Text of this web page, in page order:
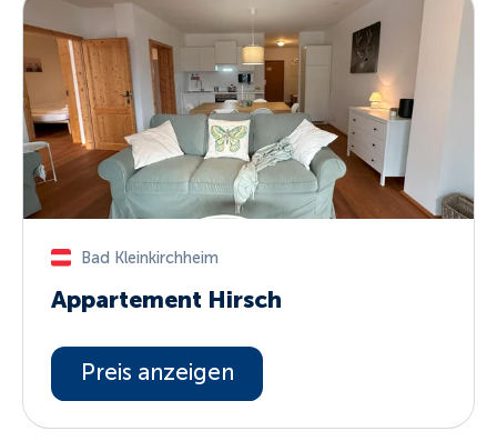
Bad Kleinkirchheim
Appartement Hirsch
Preis anzeigen